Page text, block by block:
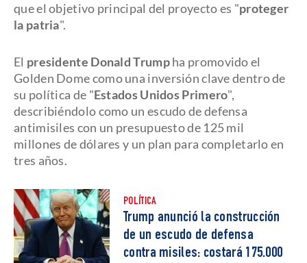
que el objetivo principal del proyecto es "proteger
la patria".
El presidente Donald Trumpha promovido el
Golden Dome como una inversión clave dentro de
su política de "Estados Unidos Primero",
describiéndolo como un escudo de defensa
antimisiles con un presupuesto de 125 mil
millones de dólares y un plan para completarlo en
tres años.
POLÍTICA
Trump anunció la construcción
de un escudo de defensa
contra misiles: costará 175.000